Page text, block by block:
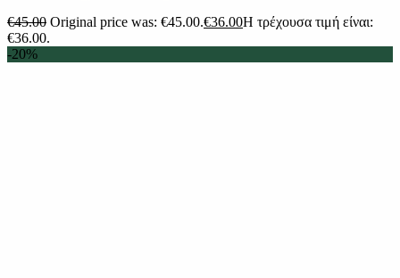
€45.00 Original price was: €45.00.€36.00Η τρέχουσα τιμή είναι:
€36.00.
-20%